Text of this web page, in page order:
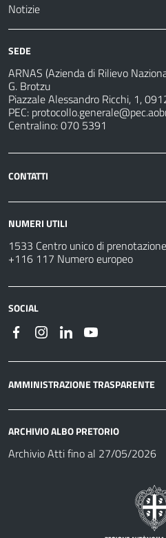
Notizie
SEDE
ARNAS (Azienda di Rilievo
G. Brotzu
Piazzale Alessandro Ricchi, 1,
PEC:
Centralino: 070 5391
CONTATTI
NUMERI UTILI
1533 Centro unico di prenotazione
+116 117 Numero europeo
SOCIAL
AMMINISTRAZIONE TRASPARENTE
ARCHIVIO ALBO PRETORIO
Archivio Atti fino al 27/05/2026